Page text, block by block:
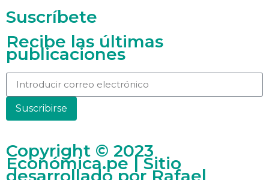
Suscríbete
Recibe las últimas
publicaciones
Suscribirse
Copyright © 2023
Económica.pe | Sitio
desarrollado porRafael